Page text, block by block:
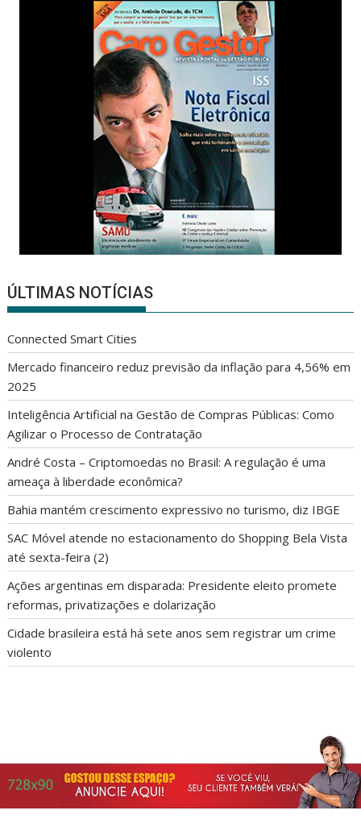
ÚLTIMAS NOTÍCIAS
Connected Smart Cities
Mercado financeiro reduz previsão da inflação para 4,56% em
2025
Inteligência Artificial na Gestão de Compras Públicas: Como
Agilizar o Processo de Contratação
André Costa – Criptomoedas no Brasil: A regulação é uma
ameaça à liberdade econômica?
Bahia mantém crescimento expressivo no turismo, diz IBGE
SAC Móvel atende no estacionamento do Shopping Bela Vista
até sexta-feira (2)
Ações argentinas em disparada: Presidente eleito promete
reformas, privatizações e dolarização
Cidade brasileira está há sete anos sem registrar um crime
violento